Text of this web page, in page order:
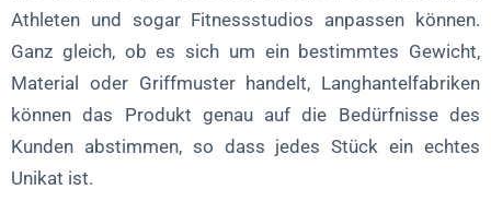
Athleten und sogar Fitnessstudios anpassen können.
Ganz gleich, ob es sich um ein bestimmtes Gewicht,
Material oder Griffmuster handelt, Langhantelfabriken
können das Produkt genau auf die Bedürfnisse des
Kunden abstimmen, so dass jedes Stück ein echtes
Unikat ist.